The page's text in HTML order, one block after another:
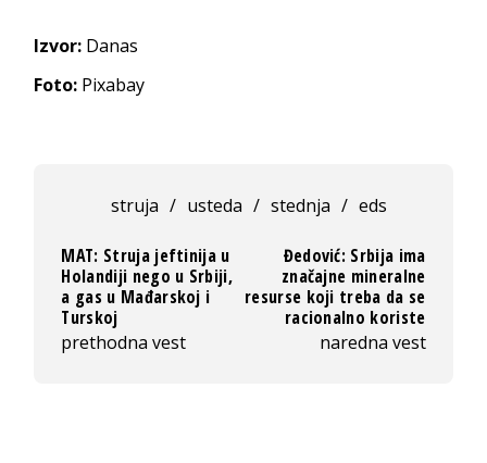
Izvor: Danas
Foto: Pixabay
struja / usteda / stednja / eds
MAT: Struja jeftinija u
Holandiji nego u Srbiji,
a gas u Mađarskoj i
Turskoj
prethodna vest
Đedović: Srbija ima
značajne mineralne
resurse koji treba da se
racionalno koriste
naredna vest